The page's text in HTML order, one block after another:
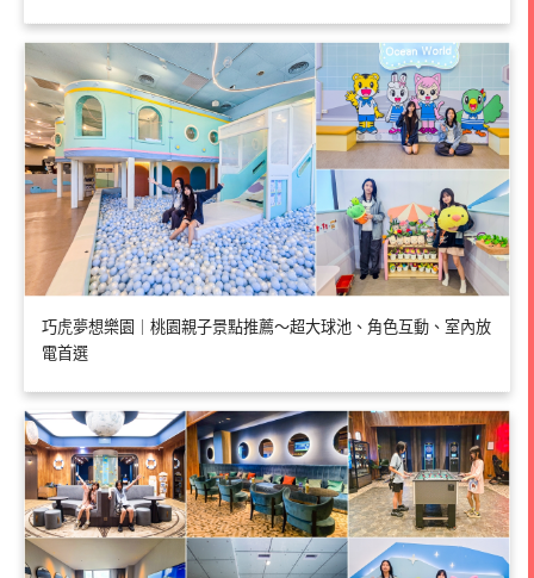
巧虎夢想樂園｜桃園親子景點推薦～超大球池、角色互動、室內放
電首選